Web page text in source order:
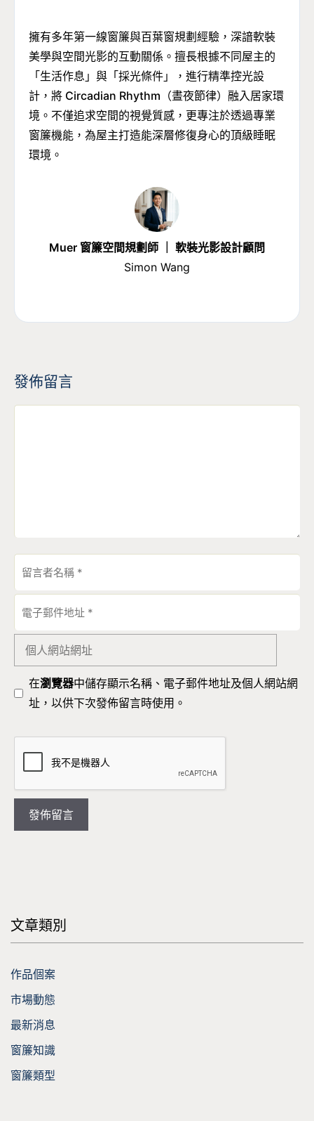
擁有多年第一線窗簾與百葉窗規劃經驗，深諳軟裝
美學與空間光影的互動關係。擅長根據不同屋主的
「生活作息」與「採光條件」，進行精準控光設
計，將 Circadian Rhythm（晝夜節律）融入居家環
境。不僅追求空間的視覺質感，更專注於透過專業
窗簾機能，為屋主打造能深層修復身心的頂級睡眠
環境。
Muer 窗簾空間規劃師 ｜ 軟裝光影設計顧問
Simon Wang
發佈留言
件
址
人
站
址
在瀏覽器中儲存顯示名稱、電子郵件地址及個人網站網
址，以供下次發佈留言時使用。
文章類別
作品個案
市場動態
最新消息
窗簾知識
窗簾類型